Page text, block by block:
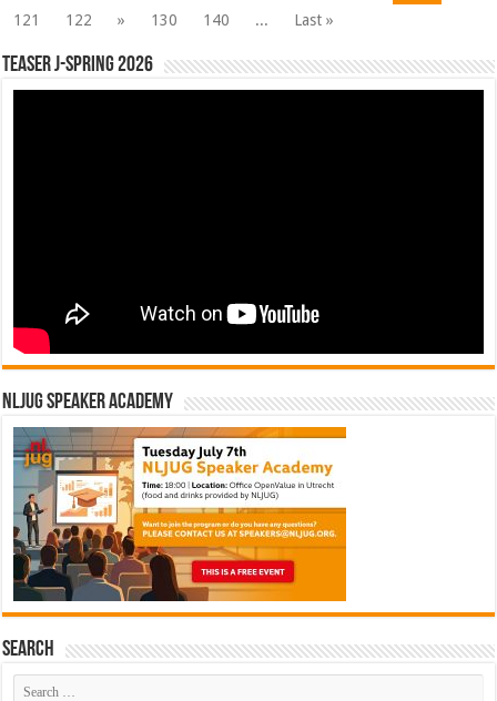
121
122 » 130 140 ... Last »
Teaser J-Spring 2026
NLJUG Speaker Academy
Search